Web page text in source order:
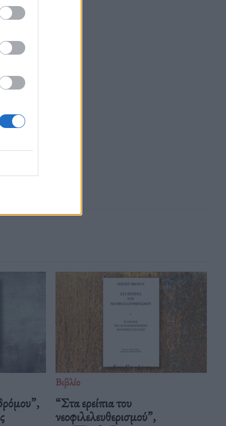
Βιβλίο
“Στα ερείπια του
νεοφιλελευθερισμού”,